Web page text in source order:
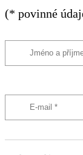
(* povinné